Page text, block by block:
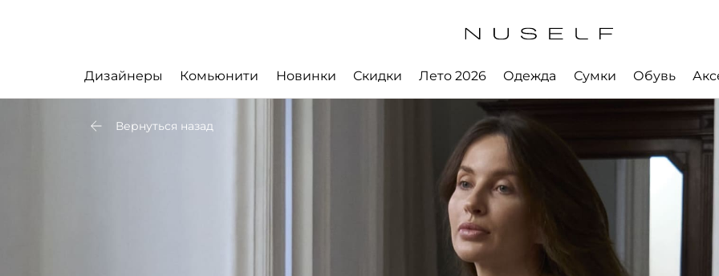
Дизайнеры Комьюнити Новинки Скидки Лето 2026 Одежда Сумки Обувь
Вернуться назад